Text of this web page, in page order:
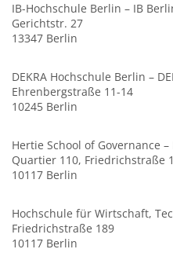
IB-Hochschule Berlin – IB
Gerichtstr. 27
13347 Berlin
DEKRA Hochschule Berlin –
Ehrenbergstraße 11-14
10245 Berlin
Hertie School of Governance –
Quartier 110, Friedrichstraße
10117 Berlin
Hochschule für Wirtschaft,
Friedrichstraße 189
10117 Berlin